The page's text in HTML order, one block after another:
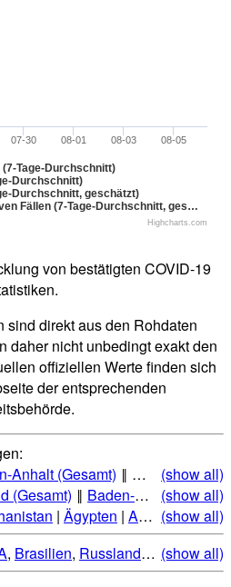
Tage-Durchschnitt)
Durchschnitt)
Durchschnitt, geschätzt)
Fällen (7-Tage-Durchschnitt, ges…
07-30 08-01 08-03 08-05
Highcharts.com
von bestätigten COVID-19
sind direkt aus den Rohdaten
daher nicht unbedingt exakt den
offiziellen Werte finden sich
der entsprechenden
Anhalt (Gesamt) ‖ Altmarkkreis
(show all)
(Gesamt) ‖ Baden-Württemberg |
(show all)
| Ägypten | Albanien |
(show all)
, Brasilien, Russland,Indien,
(show all)